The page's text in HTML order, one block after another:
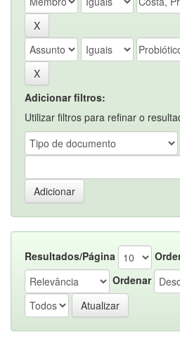
Adicionar filtros:
Utilizar filtros para refinar o
Resultados/Página
Ordenar